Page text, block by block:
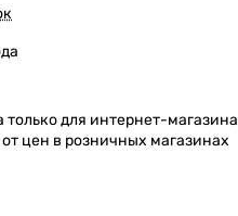
только для интернет-магазина
цен в розничных магазинах